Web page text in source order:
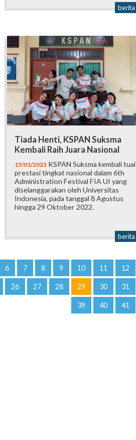
berita
Tiada Henti, KSPAN Suksma
Kembali Raih Juara Nasional
15/01/2023 KSPAN Suksma kembali tuai
prestasi tingkat nasional dalam 6th
Administration Festival FIA UI yang
diselanggarakan oleh Universitas
Indonesia, pada tanggal 8 Agustus
hingga 29 Oktober 2022.
berita
6 7 8 9 10 11 12
26 27 28 29 30 31
39 40 41